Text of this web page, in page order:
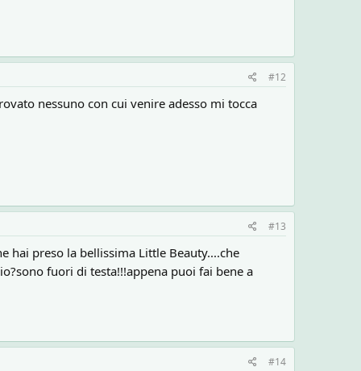
#12
nessuno con cui venire adesso mi tocca
#13
hai preso la bellissima Little Beauty....che
fuori di testa!!!appena puoi fai bene a
#14